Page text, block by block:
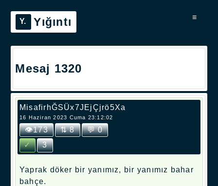
Yığıntı ≡
Mesaj 1320
MisafirhĞSÜx7JEjÇjrö5Xa
16 Haziran 2023 Cuma 23:12:02
👁173 ⇅ 8
💬 0
✓
3
Yaprak döker bir yanımız, bir yanımız bahar
bahçe.